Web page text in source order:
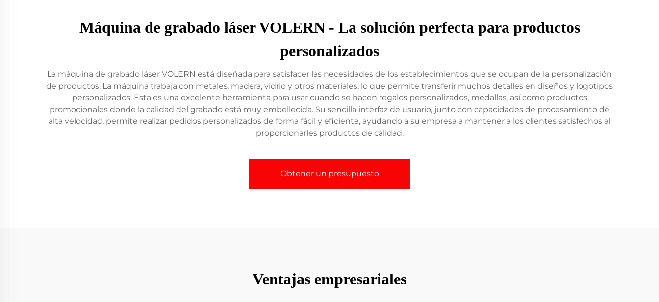
Máquina de grabado láser VOLERN - La solución perfecta para productos
personalizados
La máquina de grabado láser VOLERN está diseñada para satisfacer las necesidades de los establecimientos que se ocupan de la personalización
de productos. La máquina trabaja con metales, madera, vidrio y otros materiales, lo que permite transferir muchos detalles en diseños y logotipos
personalizados. Esta es una excelente herramienta para usar cuando se hacen regalos personalizados, medallas, así como productos
promocionales donde la calidad del grabado está muy embellecida. Su sencilla interfaz de usuario, junto con capacidades de procesamiento de
alta velocidad, permite realizar pedidos personalizados de forma fácil y eficiente, ayudando a su empresa a mantener a los clientes satisfechos al
proporcionarles productos de calidad.
Obtener un presupuesto
Ventajas empresariales